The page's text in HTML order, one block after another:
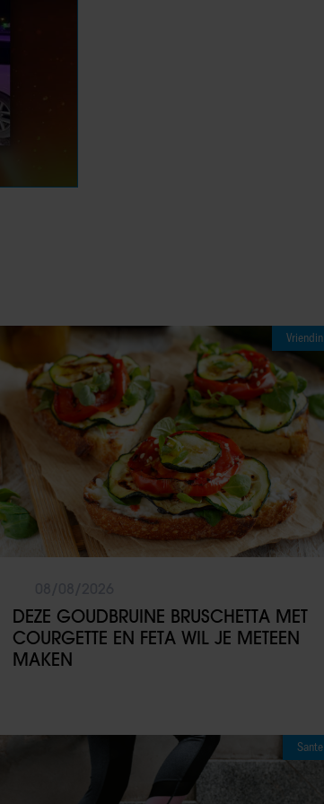
Vriendin
DEZE GOUDBRUINE BRUSCHETTA MET
COURGETTE EN FETA WIL JE METEEN
MAKEN
Sante